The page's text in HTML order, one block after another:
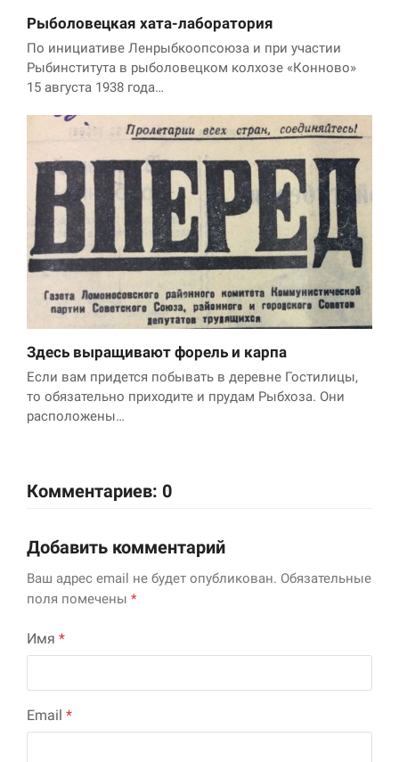
Рыболовецкая хата-лаборатория
По инициативе Ленрыбкоопсоюза и при участии
Рыбинститута в рыболовецком колхозе «Конново»
15 августа 1938 года…
Здесь выращивают форель и карпа
Если вам придется побывать в деревне Гостилицы,
то обязательно приходите и прудам Рыбхоза. Они
расположены…
Комментариев: 0
Добавить комментарий
Ваш адрес email не будет опубликован. Обязательные
поля помечены *
Имя *
Email *